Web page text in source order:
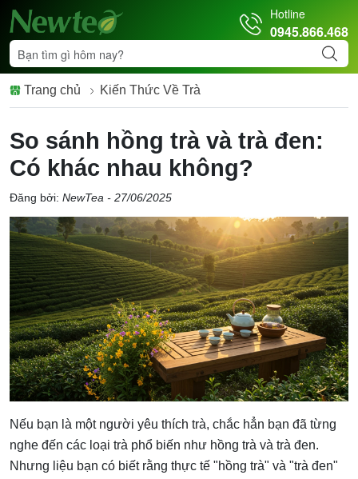
Hotline
0945.866.468
Trang chủ Kiến Thức Về Trà
So sánh hồng trà và trà đen:
Có khác nhau không?
Đăng bởi: NewTea - 27/06/2025
Nếu bạn là một người yêu thích trà, chắc hẳn bạn đã từng
nghe đến các loại trà phổ biến như hồng trà và trà đen.
Nhưng liệu bạn có biết rằng thực tế "hồng trà" và "trà đen"